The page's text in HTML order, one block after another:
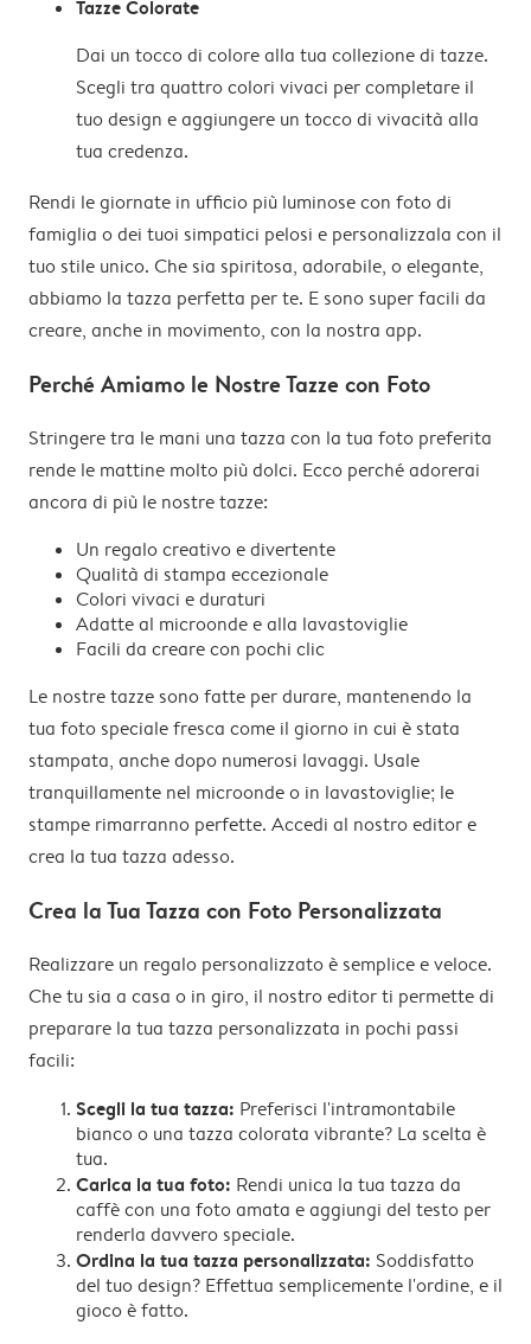
Tazze Colorate
Dai un tocco di colore alla tua collezione di tazze.
Scegli tra quattro colori vivaci per completare il
tuo design e aggiungere un tocco di vivacità alla
tua credenza.
Rendi le giornate in ufficio più luminose con foto di
famiglia o dei tuoi simpatici pelosi e personalizzala con il
tuo stile unico. Che sia spiritosa, adorabile, o elegante,
abbiamo la tazza perfetta per te. E sono super facili da
creare, anche in movimento, con la nostra app.
Perché Amiamo le Nostre Tazze con Foto
Stringere tra le mani una tazza con la tua foto preferita
rende le mattine molto più dolci. Ecco perché adorerai
ancora di più le nostre tazze:
Un regalo creativo e divertente
Qualità di stampa eccezionale
Colori vivaci e duraturi
Adatte al microonde e alla lavastoviglie
Facili da creare con pochi clic
Le nostre tazze sono fatte per durare, mantenendo la
tua foto speciale fresca come il giorno in cui è stata
stampata, anche dopo numerosi lavaggi. Usale
tranquillamente nel microonde o in lavastoviglie; le
stampe rimarranno perfette. Accedi al nostro editor e
crea la tua tazza adesso.
Crea la Tua Tazza con Foto Personalizzata
Realizzare un regalo personalizzato è semplice e veloce.
Che tu sia a casa o in giro, il nostro editor ti permette di
preparare la tua tazza personalizzata in pochi passi
facili:
Scegli la tua tazza: Preferisci l'intramontabile
bianco o una tazza colorata vibrante? La scelta è
tua.
Carica la tua foto: Rendi unica la tua tazza da
caffè con una foto amata e aggiungi del testo per
renderla davvero speciale.
Ordina la tua tazza personalizzata: Soddisfatto
del tuo design? Effettua semplicemente l'ordine, e il
gioco è fatto.